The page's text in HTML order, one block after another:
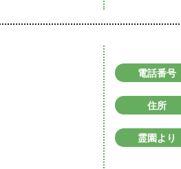
電話番号
住所
霊園より